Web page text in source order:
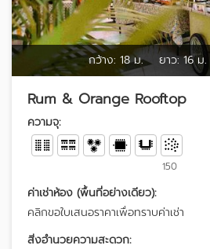
กว้าง: 18 ม. ยาว: 16 ม.
Rum & Orange Rooftop
ความจุ:
150
ค่าเช่าห้อง (พื้นที่อย่างเดียว):
คลิกขอใบเสนอราคาเพื่อทราบค่าเช่า
สิ่งอำนวยความสะดวก: